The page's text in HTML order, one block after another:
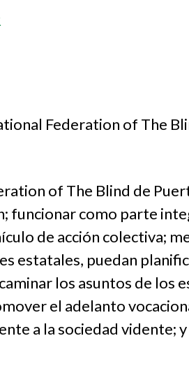
Federation of The
of The Blind de
funcionar como parte
de acción colectiva;
estatales, puedan
los asuntos de
el adelanto
a la sociedad vidente;